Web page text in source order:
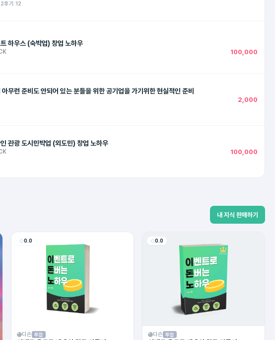
후기 12
하우스 (숙박업) 창업 노하우
100,000
아무런 준비도 안되어 있는 분들을 위한 공기업을 가기위한 현실적인 준비
2,000
관광 도시민박업 (외도민) 창업 노하우
100,000
내 지식 판매하기
0.0
디슨 투잡
0.0
디슨 투잡